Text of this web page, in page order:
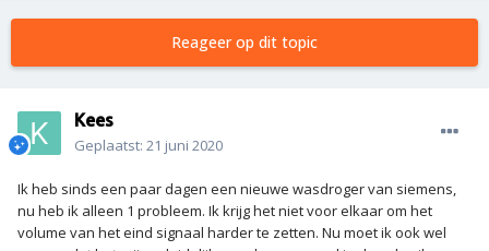
Reageer op dit topic
Kees
Geplaatst: 21 juni 2020
Ik heb sinds een paar dagen een nieuwe wasdroger van siemens,
nu heb ik alleen 1 probleem. Ik krijg het niet voor elkaar om het
volume van het eind signaal harder te zetten. Nu moet ik ook wel